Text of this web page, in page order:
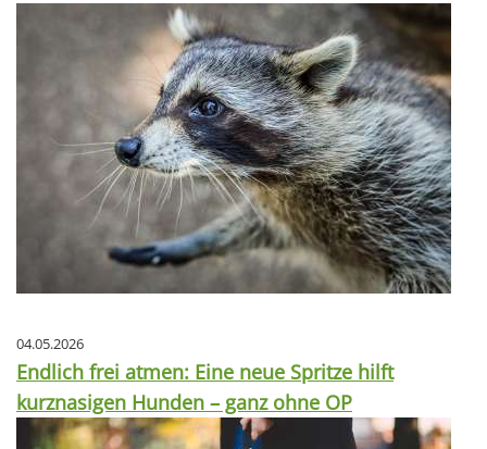
04.05.2026
Endlich frei atmen: Eine neue Spritze hilft
kurznasigen Hunden – ganz ohne OP